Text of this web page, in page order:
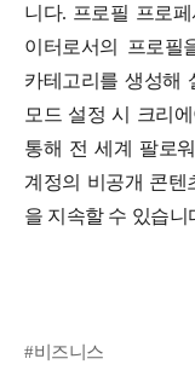
니다. 프로필 프로
이터로서의 프로필
카테고리를 생성해
모드 설정 시 크리
통해 전 세계 팔로
계정의 비공개 콘텐
을 지속할 수 있습니
#비즈니스